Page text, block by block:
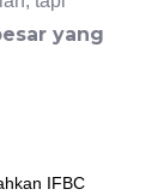
yang
IFBC